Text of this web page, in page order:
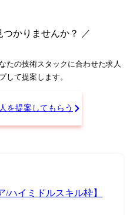
に近いプロジェクトはどれかを
ーと顔合わせを実施し、参画する
かりませんか？ ／
たの技術スタックに合わせた求人
して提案します。
を提案してもらう
ハイミドルスキル枠】